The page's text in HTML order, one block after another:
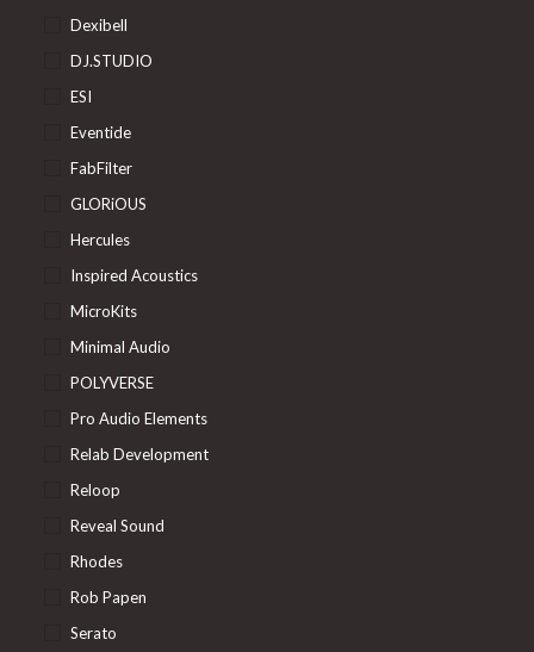
Dexibell
DJ.STUDIO
ESI
Eventide
FabFilter
GLORiOUS
Hercules
Inspired Acoustics
MicroKits
Minimal Audio
POLYVERSE
Pro Audio Elements
Relab Development
Reloop
Reveal Sound
Rhodes
Rob Papen
Serato